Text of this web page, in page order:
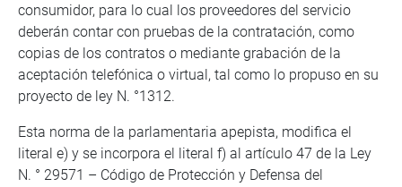
consumidor, para lo cual los proveedores del servicio
deberán contar con pruebas de la contratación, como
copias de los contratos o mediante grabación de la
aceptación telefónica o virtual, tal como lo propuso en su
proyecto de ley N. °1312.
Esta norma de la parlamentaria apepista, modifica el
literal e) y se incorpora el literal f) al artículo 47 de la Ley
N. ° 29571 – Código de Protección y Defensa del